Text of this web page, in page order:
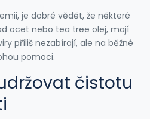
je dobré vědět, že některé
ocet nebo tea tree olej, mají
příliš nezabírají, ale na běžné
pomoci.
čistotu